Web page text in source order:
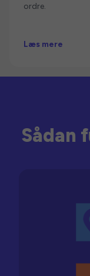
ordre.
Læs mere
Sådan